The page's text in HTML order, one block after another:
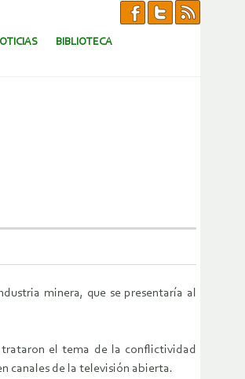
BIBLIOTECA
minera, que se presentaría al
el tema de la conflictividad
canales de la televisión abierta.